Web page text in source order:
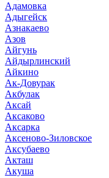
Адамовка
Адыгейск
Азнакаево
Азов
Айгунь
Айдырлинский
Айкино
Ак-Довурак
Акбулак
Аксай
Аксаково
Аксарка
Аксеново-Зиловское
Аксубаево
Акташ
Акуша